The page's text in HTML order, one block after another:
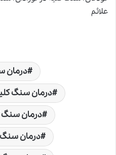
علائم
درمان
درمان سنگ
درمان سنگ
درمان